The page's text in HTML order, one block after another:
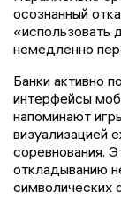
осознанный
немедленно
Банки активно
интерфейсы
напоминают
визуализацией
соревнования.
откладыванию
символических